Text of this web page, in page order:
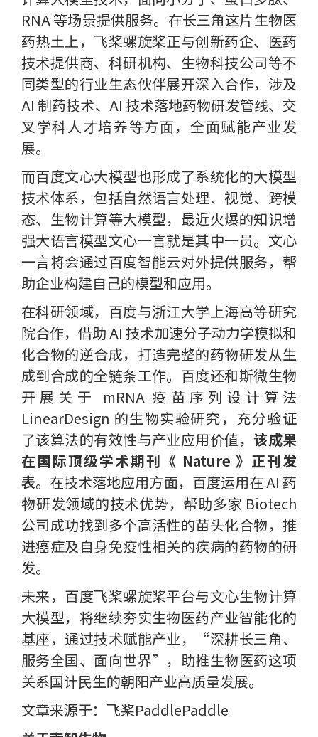
RNA 等场景提供服务。在长三角这片生物医
药热土上，飞桨螺旋桨正与创新药企、医药
技术提供商、科研机构、生物科技公司等不
同类型的行业生态伙伴展开深入合作，涉及
AI 制药技术、AI 技术落地药物研发管线、交
叉学科人才培养等方面，全面赋能产业发
展。
而百度文心大模型也形成了系统化的大模型
技术体系，包括自然语言处理、视觉、跨模
态、生物计算等大模型，最近火爆的知识增
强大语言模型文心一言就是其中一员。文心
一言将会通过百度智能云对外提供服务，帮
助企业构建自己的模型和应用。
在科研领域，百度与浙江大学上海高等研究
院合作，借助 AI 技术加速分子动力学模拟和
化合物的逆合成，打造完整的药物研发从生
成到合成的全链条工作。百度还和斯微生物
开展关于 mRNA 疫苗序列设计算法
LinearDesign 的生物实验研究，充分验证
了该算法的有效性与产业应用价值，该成果
在国际顶级学术期刊《 Nature 》正刊发
表。在技术落地应用方面，百度运用在 AI 药
物研发领域的技术优势，帮助多家 Biotech
公司成功找到多个高活性的苗头化合物，推
进癌症及自身免疫性相关的疾病的药物的研
发。
未来，百度飞桨螺旋桨平台与文心生物计算
大模型，将继续夯实生物医药产业智能化的
基座，通过技术赋能产业，“深耕长三角、
服务全国、面向世界”，助推生物医药这项
关系国计民生的朝阳产业高质量发展。
文章来源于：飞桨PaddlePaddle